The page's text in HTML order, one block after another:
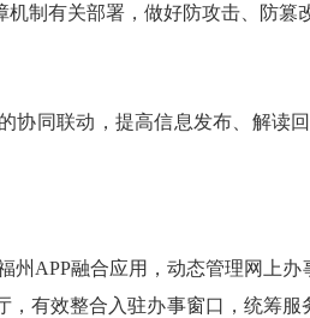
有关部署，做好防攻击、防篡
同联动，提高信息发布、解读
APP融合应用，动态管理网上
有效整合入驻办事窗口，统筹